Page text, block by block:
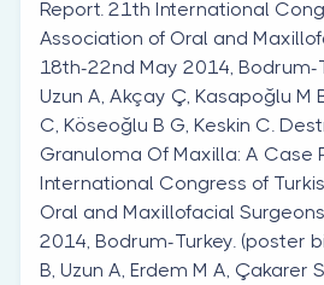
Report. 21th International
Association of Oral and
18th-22nd May 2014, Bodrum-
Uzun A, Akçay Ç, Kasapoğlu M
C, Köseoğlu B G, Keskin C.
Granuloma Of Maxilla: A Case
International Congress of
Oral and Maxillofacial
2014, Bodrum-Turkey. (poster
B, Uzun A, Erdem M A, Çakarer